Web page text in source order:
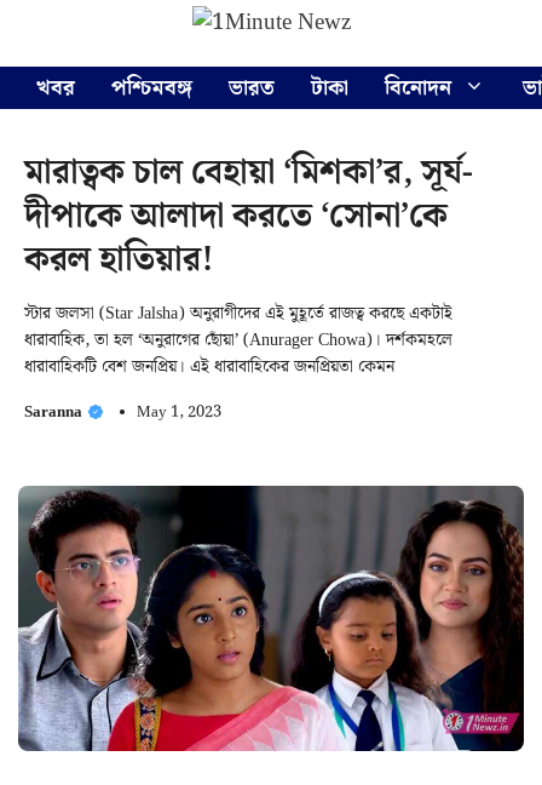
content
খবর
পশ্চিমবঙ্গ ভারত টাকা বিনোদন
মারাত্বক চাল বেহায়া ‘মিশকা’র, সূর্য-
দীপাকে আলাদা করতে ‘সোনা’কে
করল হাতিয়ার!
স্টার জলসা (Star Jalsha) অনুরাগীদের এই মুহূর্তে রাজত্ব করছে একটাই
ধারাবাহিক, তা হল ‘অনুরাগের ছোঁয়া’ (Anurager Chowa)। দর্শকমহলে
ধারাবাহিকটি বেশ জনপ্রিয়। এই ধারাবাহিকের জনপ্রিয়তা কেমন
Saranna May 1, 2023